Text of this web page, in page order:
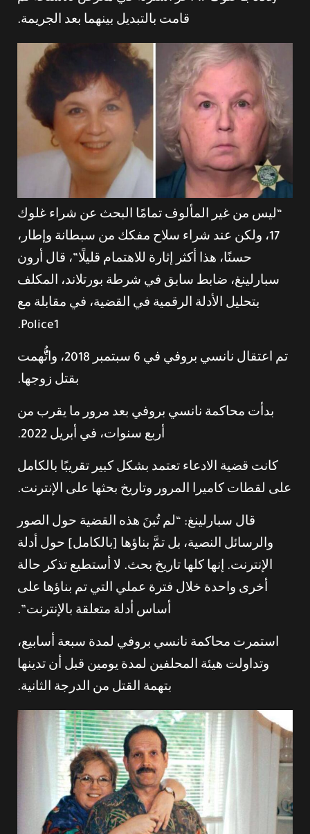
قامت بالتبديل بينهما بعد الجريمة.
“ليس من غير المألوف تمامًا البحث عن شراء غلوك
17، ولكن عند شراء سلاح مفكك من سبطانة وإطار،
حسنًا، هذا أكثر إثارة للاهتمام قليلًا”، قال أرون
سبارلينغ، ضابط سابق في شرطة بورتلاند، المكلف
بتحليل الأدلة الرقمية في القضية، في مقابلة مع
Police1.
تم اعتقال نانسي بروفي في 6 سبتمبر 2018، واتُُّهمت
بقتل زوجها.
بدأت محاكمة نانسي بروفي بعد مرور ما يقرب من
أربع سنوات، في أبريل 2022.
كانت قضية الادعاء تعتمد بشكل كبير تقريبًا بالكامل
على لقطات كاميرا المرور وتاريخ بحثها على الإنترنت.
قال سبارلينغ: “لم تُبنَ هذه القضية حول الصور
والرسائل النصية، بل تمَّ بناؤها [بالكامل] حول أدلة
الإنترنت. إنها كلها تاريخ بحث. لا أستطيع تذكر حالة
أخرى واحدة خلال فترة عملي التي تم بناؤها على
أساس أدلة متعلقة بالإنترنت”.
استمرت محاكمة نانسي بروفي لمدة سبعة أسابيع،
وتداولت هيئة المحلفين لمدة يومين قبل أن تدينها
بتهمة القتل من الدرجة الثانية.